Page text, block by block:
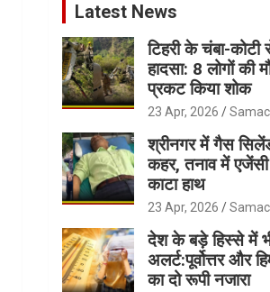
Latest News
टिहरी के चंबा-
हादसा: 8 लोगों की
प्रकट किया शोक
23 Apr, 2026
श्रीनगर में गैस
कहर, तनाव में
काटा हाथ
23 Apr, 2026
देश के बड़े हिस्से में
अलर्ट:पूर्वोत्तर और
का दो रूपी नजारा